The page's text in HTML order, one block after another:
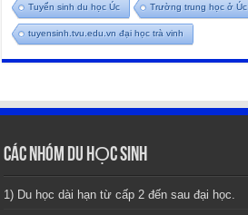
Tuyển sinh du học Úc Trường trung học ở Úc
tuyensinh.tvu.edu.vn đại học trà vinh
CÁC NHÓM DU HỌC SINH
1) Du học dài hạn từ cấp 2 đến sau đại học.